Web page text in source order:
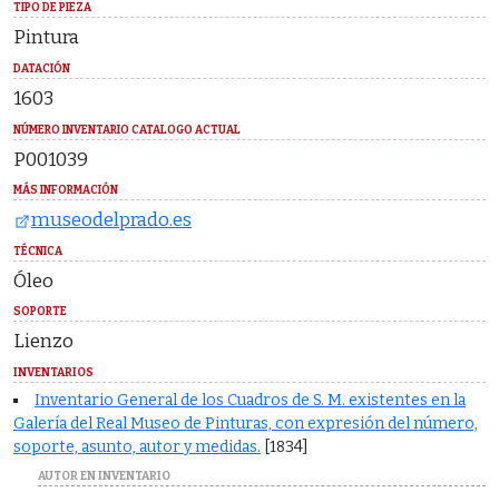
TIPO DE PIEZA
Pintura
DATACIÓN
1603
NÚMERO INVENTARIO CATALOGO ACTUAL
P001039
MÁS INFORMACIÓN
museodelprado.es
TÉCNICA
Óleo
SOPORTE
Lienzo
INVENTARIOS
Inventario General de los Cuadros de S. M. existentes en la
Galería del Real Museo de Pinturas, con expresión del número,
soporte, asunto, autor y medidas. [1834]
AUTOR EN INVENTARIO